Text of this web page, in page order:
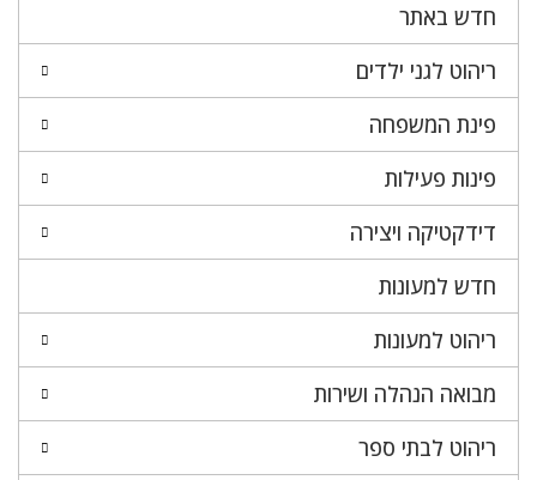
חדש באתר
ריהוט לגני ילדים
פינת המשפחה
פינות פעילות
דידקטיקה ויצירה
חדש למעונות
ריהוט למעונות
מבואה הנהלה ושירות
ריהוט לבתי ספר